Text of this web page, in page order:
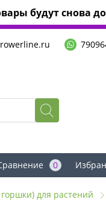
будут снова
0
для растений